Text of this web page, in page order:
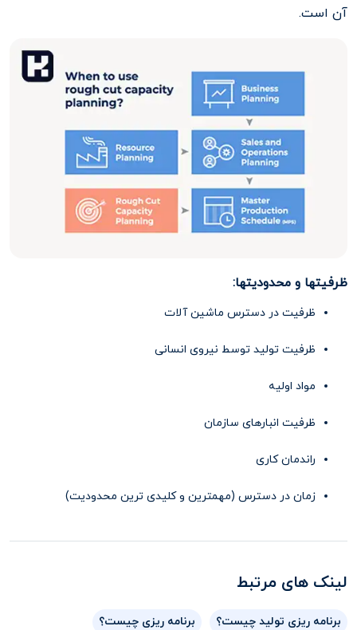
آن است.
ظرفیتها و محدودیتها:
ظرفیت در دسترس ماشین آلات
ظرفیت تولید توسط نیروی انسانی
مواد اولیه
ظرفیت انبارهای سازمان
راندمان کاری
زمان در دسترس (مهمترین و کلیدی ترین محدودیت)
لینک های مرتبط
برنامه ریزی تولید چیست؟ برنامه ریزی چیست؟